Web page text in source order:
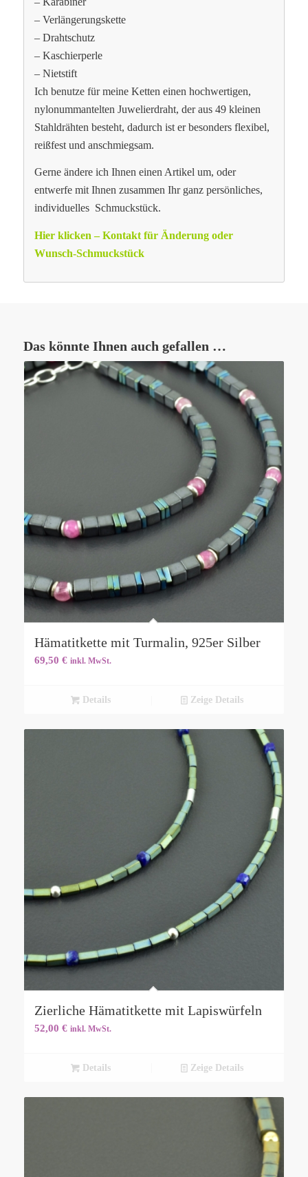
– Verlängerungskette
– Drahtschutz
– Kaschierperle
– Nietstift
Ich benutze für meine Ketten einen hochwertigen,
nylonummantelten Juwelierdraht, der aus 49 kleinen
Stahldrähten besteht, dadurch ist er besonders flexibel,
reißfest und anschmiegsam.
Gerne ändere ich Ihnen einen Artikel um, oder
entwerfe mit Ihnen zusammen Ihr ganz persönliches,
individuelles Schmuckstück.
Hier klicken – Kontakt für Änderung oder
Wunsch-Schmuckstück
Das könnte Ihnen auch gefallen …
Hämatitkette mit Turmalin, 925er Silber
69,50 € inkl. MwSt.
Details Zeige Details
Zierliche Hämatitkette mit Lapiswürfeln
52,00 € inkl. MwSt.
Details Zeige Details